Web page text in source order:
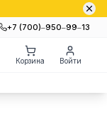
+7 (700)‒950‒99‒13
Корзина Войти